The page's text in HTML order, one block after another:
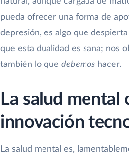
pueda ofrecer una forma de
depresión, es algo que
que esta dualidad es sana; nos
también lo que debemos hacer.
La salud
innovación
La salud mental es,